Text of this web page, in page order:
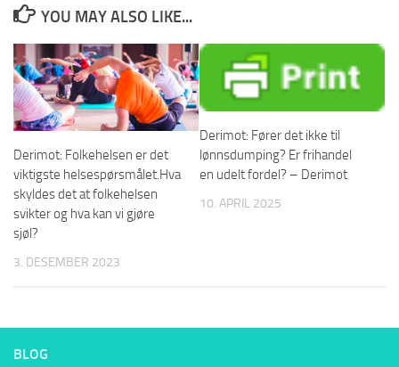
YOU MAY ALSO LIKE...
Derimot: Folkehelsen er det
viktigste helsespørsmålet.Hva
skyldes det at folkehelsen
svikter og hva kan vi gjøre
sjøl?
3. DESEMBER 2023
Derimot: Fører det ikke til
lønnsdumping? Er frihandel
en udelt fordel? – Derimot
10. APRIL 2025
BLOG